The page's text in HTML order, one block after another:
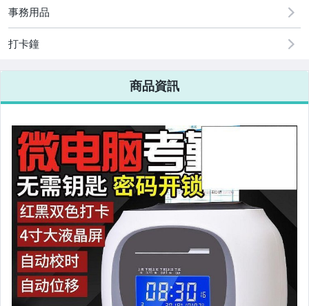
手機、配件與通訊
美容保養與彩妝
電腦、平板與周邊
運動、戶外與休閒
嬰幼兒與孕婦
汽機車精品百貨
居家、家具與園藝
玩具、模型與公仔
男性精品與服飾
女裝與服飾配件
事務用品
打卡鐘
商品資訊